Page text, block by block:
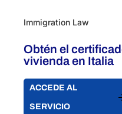
Immigration Law
Obtén el
vivienda en Italia
ACCEDE AL
SERVICIO